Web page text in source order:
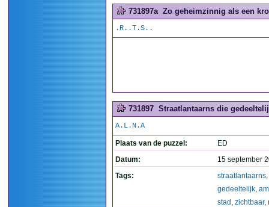
731897a Zo geheimzinnig als een
.R..T.S..
731897 Straatlantaarns die
A.L.N.A
Plaats van de puzzel:
ED
Datum:
15 september
Tags:
straatlantaarns,
gedeeltelijk,
stad , zichtbaar,